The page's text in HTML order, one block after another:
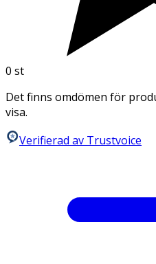
0 st
Det finns omdömen för
visa.
Verifierad av Trustvoice